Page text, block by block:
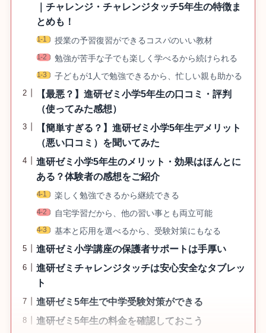
｜チャレンジ・チャレンジタッチ5年生の特徴ま
とめも！
授業の予習復習ができるコスパのいい教材
勉強が苦手な子でも楽しく学べるから続けられる
子どもが1人で勉強できるから、忙しい親も助かる
【最悪？】進研ゼミ小学5年生の口コミ・評判
（使ってみた感想）
【簡単すぎる？】進研ゼミ小学5年生デメリット
（悪い口コミ）を聞いてみた
進研ゼミ小学5年生のメリット・効果はほんとに
ある？体験者の感想をご紹介
楽しく勉強できるから継続できる
自宅学習だから、他の習い事とも両立可能
基本と応用を選べるから、受験対策にもなる
進研ゼミ小学講座の保護者サポートは手厚い
進研ゼミチャレンジタッチは安心安全なタブレッ
ト
進研ゼミ5年生で中学受験対策ができる
進研ゼミ5年生の料金を確認しておこう